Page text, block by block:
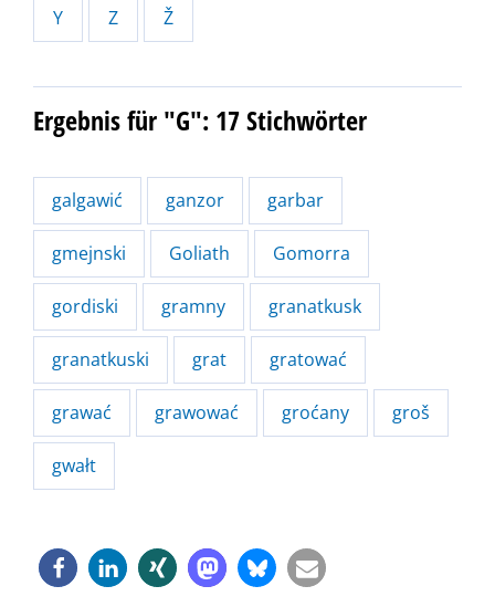
Y Z Ž
Ergebnis für "G": 17 Stichwörter
galgawić ganzor garbar
gmejnski Goliath Gomorra
gordiski gramny granatkusk
granatkuski grat gratować
grawać grawować groćany groš
gwałt